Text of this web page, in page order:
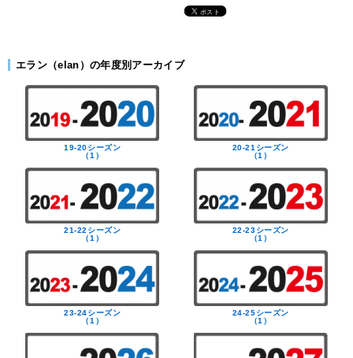
エラン（elan）の年度別アーカイブ
19-20シーズン
（1）
20-21シーズン
（1）
21-22シーズン
（1）
22-23シーズン
（1）
23-24シーズン
（1）
24-25シーズン
（1）